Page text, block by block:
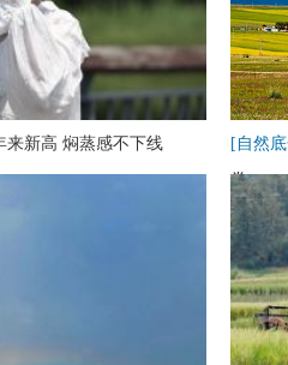
来新高 焖蒸感不下线
[自然
卷